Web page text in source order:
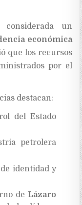
considerada un
económica
que los recursos
por el
destacan:
del Estado
petrolera
identidad y
de Lázaro